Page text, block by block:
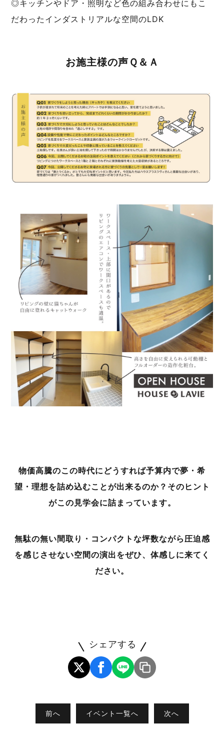
◎キッチンやドア・照明など色の組み合わせにもこ
だわったインダストリアルな空間のLDK
お施主様の声Ｑ＆Ａ
物価高騰のこの時代にどうすれば予算内で夢・希
望・理想を詰め込むことが出来るのか？そのヒント
がこの見学会に詰まっています。
無駄の無い間取り・コンパクトな坪数ながら圧迫感
を感じさせない空間の演出をぜひ、体感しに来てく
ださい。
シェアする
前へ イベント一覧へ 次へ